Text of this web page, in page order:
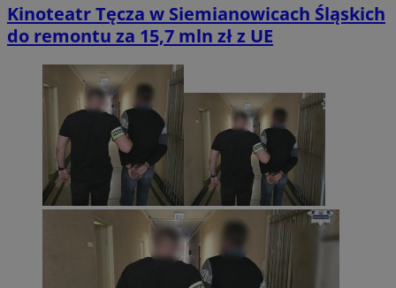
Kinoteatr Tęcza w Siemianowicach Śląskich
do remontu za 15,7 mln zł z UE